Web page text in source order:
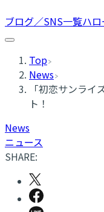
ブログ／SNS一覧ハ
Top
News
「初恋サンラ
ト！
News
ニュース
SHARE: